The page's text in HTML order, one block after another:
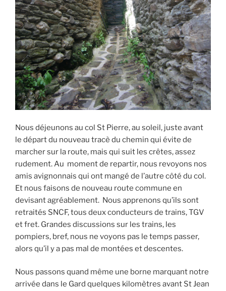
Nous déjeunons au col St Pierre, au soleil, juste avant
le départ du nouveau tracè du chemin qui évite de
marcher sur la route, mais qui suit les crêtes, assez
rudement. Au moment de repartir, nous revoyons nos
amis avignonnais qui ont mangé de l’autre côté du col.
Et nous faisons de nouveau route commune en
devisant agréablement. Nous apprenons qu’ils sont
retraités SNCF, tous deux conducteurs de trains, TGV
et fret. Grandes discussions sur les trains, les
pompiers, bref, nous ne voyons pas le temps passer,
alors qu’il y a pas mal de montées et descentes.
Nous passons quand même une borne marquant notre
arrivée dans le Gard quelques kilomètres avant St Jean